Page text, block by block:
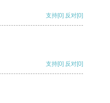
支持[0] 反对[0]
支持[0] 反对[0]